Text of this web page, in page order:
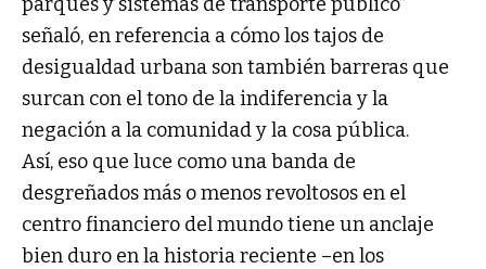
señaló, en referencia a cómo los tajos de
desigualdad urbana son también barreras que
surcan con el tono de la indiferencia y la
negación a la comunidad y la cosa pública.
Así, eso que luce como una banda de
desgreñados más o menos revoltosos en el
centro financiero del mundo tiene un anclaje
bien duro en la historia reciente –en los